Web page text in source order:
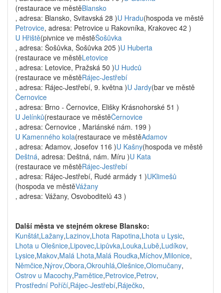
(restaurace ve městěBlansko
, adresa: Blansko, Svitavská 28 )U Hradu(hospoda ve městě
Petrovice, adresa: Petrovice u Rakovníka, Krakovec 42 )
U Hřiště(pivnice ve městěŠošůvka
, adresa: Šošůvka, Šošůvka 205 )U Huberta
(restaurace ve městěLetovice
, adresa: Letovice, Pražská 50 )U Hudců
(restaurace ve městěRájec-Jestřebí
, adresa: Rájec-Jestřebí, 9. května )U Jardy(bar ve městě
Černovice
, adresa: Brno - Černovice, Elišky Krásnohorské 51 )
U Jelínků(restaurace ve městěČernovice
, adresa: Černovice , Mariánské nám. 199 )
U Kamenného kola(restaurace ve městěAdamov
, adresa: Adamov, Josefov 116 )U Kašny(hospoda ve městě
Deštná, adresa: Deštná, nám. Míru )U Kata
(restaurace ve městěRájec-Jestřebí
, adresa: Rájec-Jestřebí, Rudé armády 1 )UKlimešů
(hospoda ve městěVážany
, adresa: Vážany, Osvoboditelů 43 )
Další města ve stejném okrese Blansko:
Kunštát,Lažany,Lazinov,Lhota Rapotina,Lhota u Lysic,
Lhota u Olešnice,Lipovec,Lipůvka,Louka,Lubě,Ludíkov,
Lysice,Makov,Malá Lhota,Malá Roudka,Míchov,Milonice,
Němčice,Nýrov,Obora,Okrouhlá,Olešnice,Olomučany,
Ostrov u Macochy,Pamětice,Petrovice,Petrov,
Prostřední Poříčí,Rájec-Jestřebí,Ráječko,